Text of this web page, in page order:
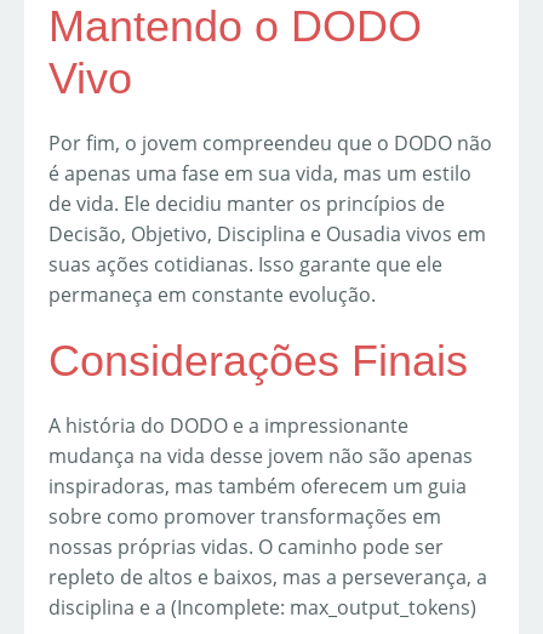
Mantendo o DODO
Vivo
Por fim, o jovem compreendeu que o DODO não
é apenas uma fase em sua vida, mas um estilo
de vida. Ele decidiu manter os princípios de
Decisão, Objetivo, Disciplina e Ousadia vivos em
suas ações cotidianas. Isso garante que ele
permaneça em constante evolução.
Considerações Finais
A história do DODO e a impressionante
mudança na vida desse jovem não são apenas
inspiradoras, mas também oferecem um guia
sobre como promover transformações em
nossas próprias vidas. O caminho pode ser
repleto de altos e baixos, mas a perseverança, a
disciplina e a (Incomplete: max_output_tokens)